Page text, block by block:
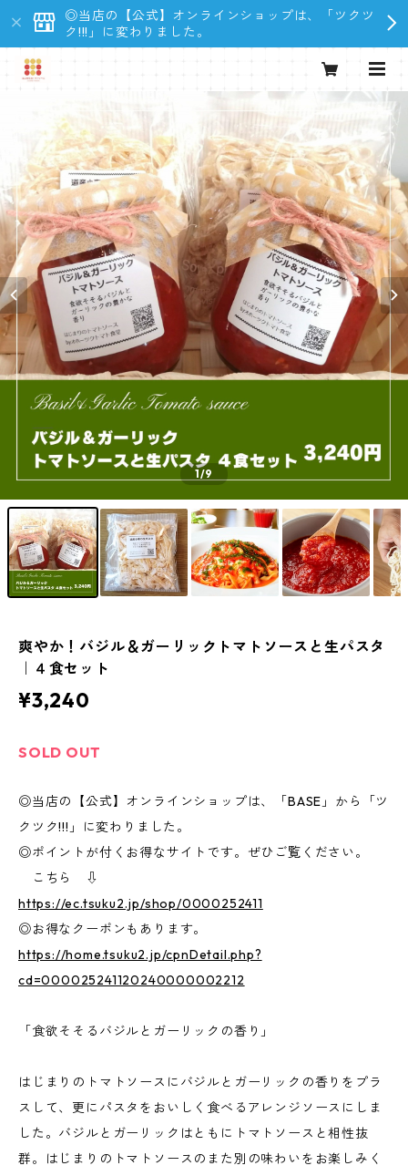
◎当店の【公式】オンラインショップは、「ツクツ
ク!!!」に変わりました。
1/9
爽やか！バジル＆ガーリックトマトソースと生パスタ
｜４食セット
¥3,240
SOLD OUT
◎当店の【公式】オンラインショップは、「BASE」から「ツ
クツク!!!」に変わりました。
◎ポイントが付くお得なサイトです。ぜひご覧ください。
こちら ⇩
https://ec.tsuku2.jp/shop/0000252411
◎お得なクーポンもあります。
https://home.tsuku2.jp/cpnDetail.php?
cd=000025241120240000002212
「食欲そそるバジルとガーリックの香り」
はじまりのトマトソースにバジルとガーリックの香りをプラ
スして、更にパスタをおいしく食べるアレンジソースにしま
した。バジルとガーリックはともにトマトソースと相性抜
群。はじまりのトマトソースのまた別の味わいをお楽しみく